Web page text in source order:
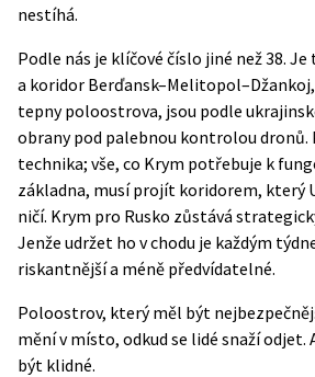
nestíhá.
Podle nás je klíčové číslo jiné než 38.
a koridor
tepny poloostrova, jsou podle
obrany pod palebnou kontrolou dronů.
technika; vše, co Krym potřebuje k
základna, musí projít koridorem, který
ničí. Krym pro Rusko zůstává
Jenže udržet ho v chodu je každým
riskantnější a méně předvídatelné.
Poloostrov, který měl být
mění v místo, odkud se lidé snaží
být klidné.